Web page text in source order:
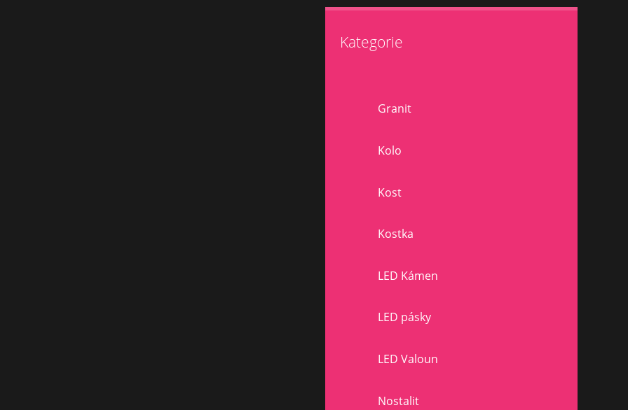
Kategorie
Granit
Kolo
Kost
Kostka
LED Kámen
LED pásky
LED Valoun
Nostalit